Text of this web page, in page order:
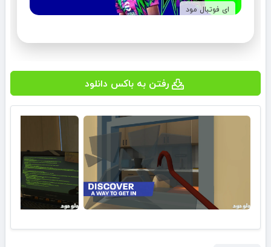
ای فوتبال مود
رفتن به باکس دانلود